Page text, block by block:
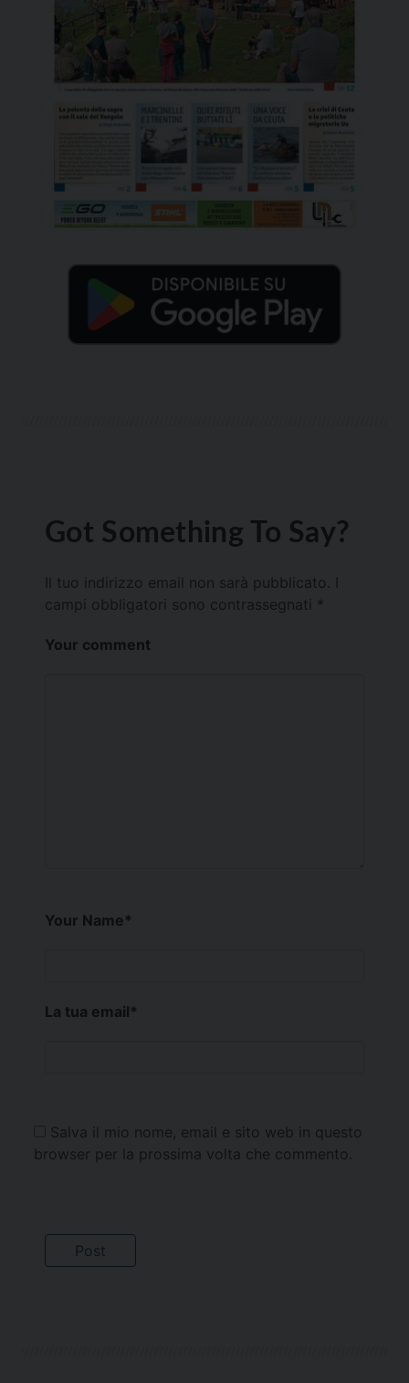
Got Something To Say?
Il tuo indirizzo email non sarà pubblicato.
campi obbligatori sono contrassegnati *
Your comment
Your Name*
La tua email*
Salva il mio nome, email e sito web in questo
browser per la prossima volta che commento.